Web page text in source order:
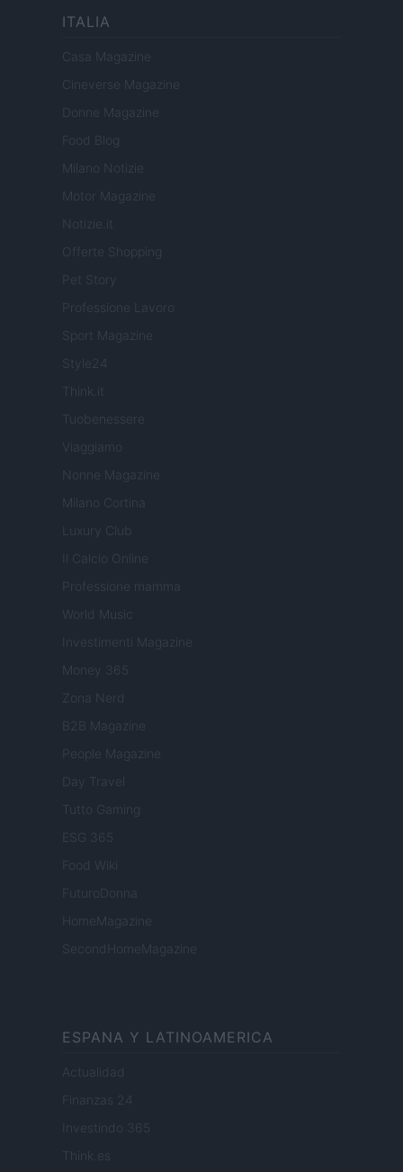
ITALIA
Casa Magazine
Cineverse Magazine
Donne Magazine
Food Blog
Milano Notizie
Motor Magazine
Notizie.it
Offerte Shopping
Professione Lavoro
Sport Magazine
Style24
Think.it
Tuobenessere
Viaggiamo
Nonne Magazine
Milano Cortina
Luxury Club
Il Calcio Online
Professione mamma
World Music
Investimenti Magazine
Money 365
Zona Nerd
B2B Magazine
People Magazine
Day Travel
Tutto Gaming
ESG 365
Food Wiki
FuturoDonna
HomeMagazine
SecondHomeMagazine
ESPANA Y LATINOAMERICA
Actualidad
Finanzas 24
Investindo 365
Think.es